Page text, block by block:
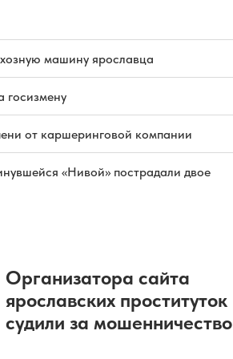
машину ярославца
госизмену
от каршеринговой компании
«Нивой» пострадали двое
Организатора сайта
ярославских проституток
судили за мошенничество